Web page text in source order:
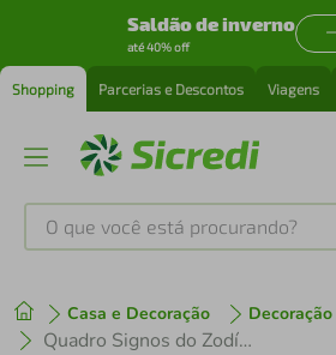
Saldão de inverno
até 40% off
Shopping Parcerias e Descontos Viagens
O que você está procurando?
Casa e Decoração Decoração
Quadro Signos do Zodíaco Gêmeos 43x30 Caixa Preto
1º tenis